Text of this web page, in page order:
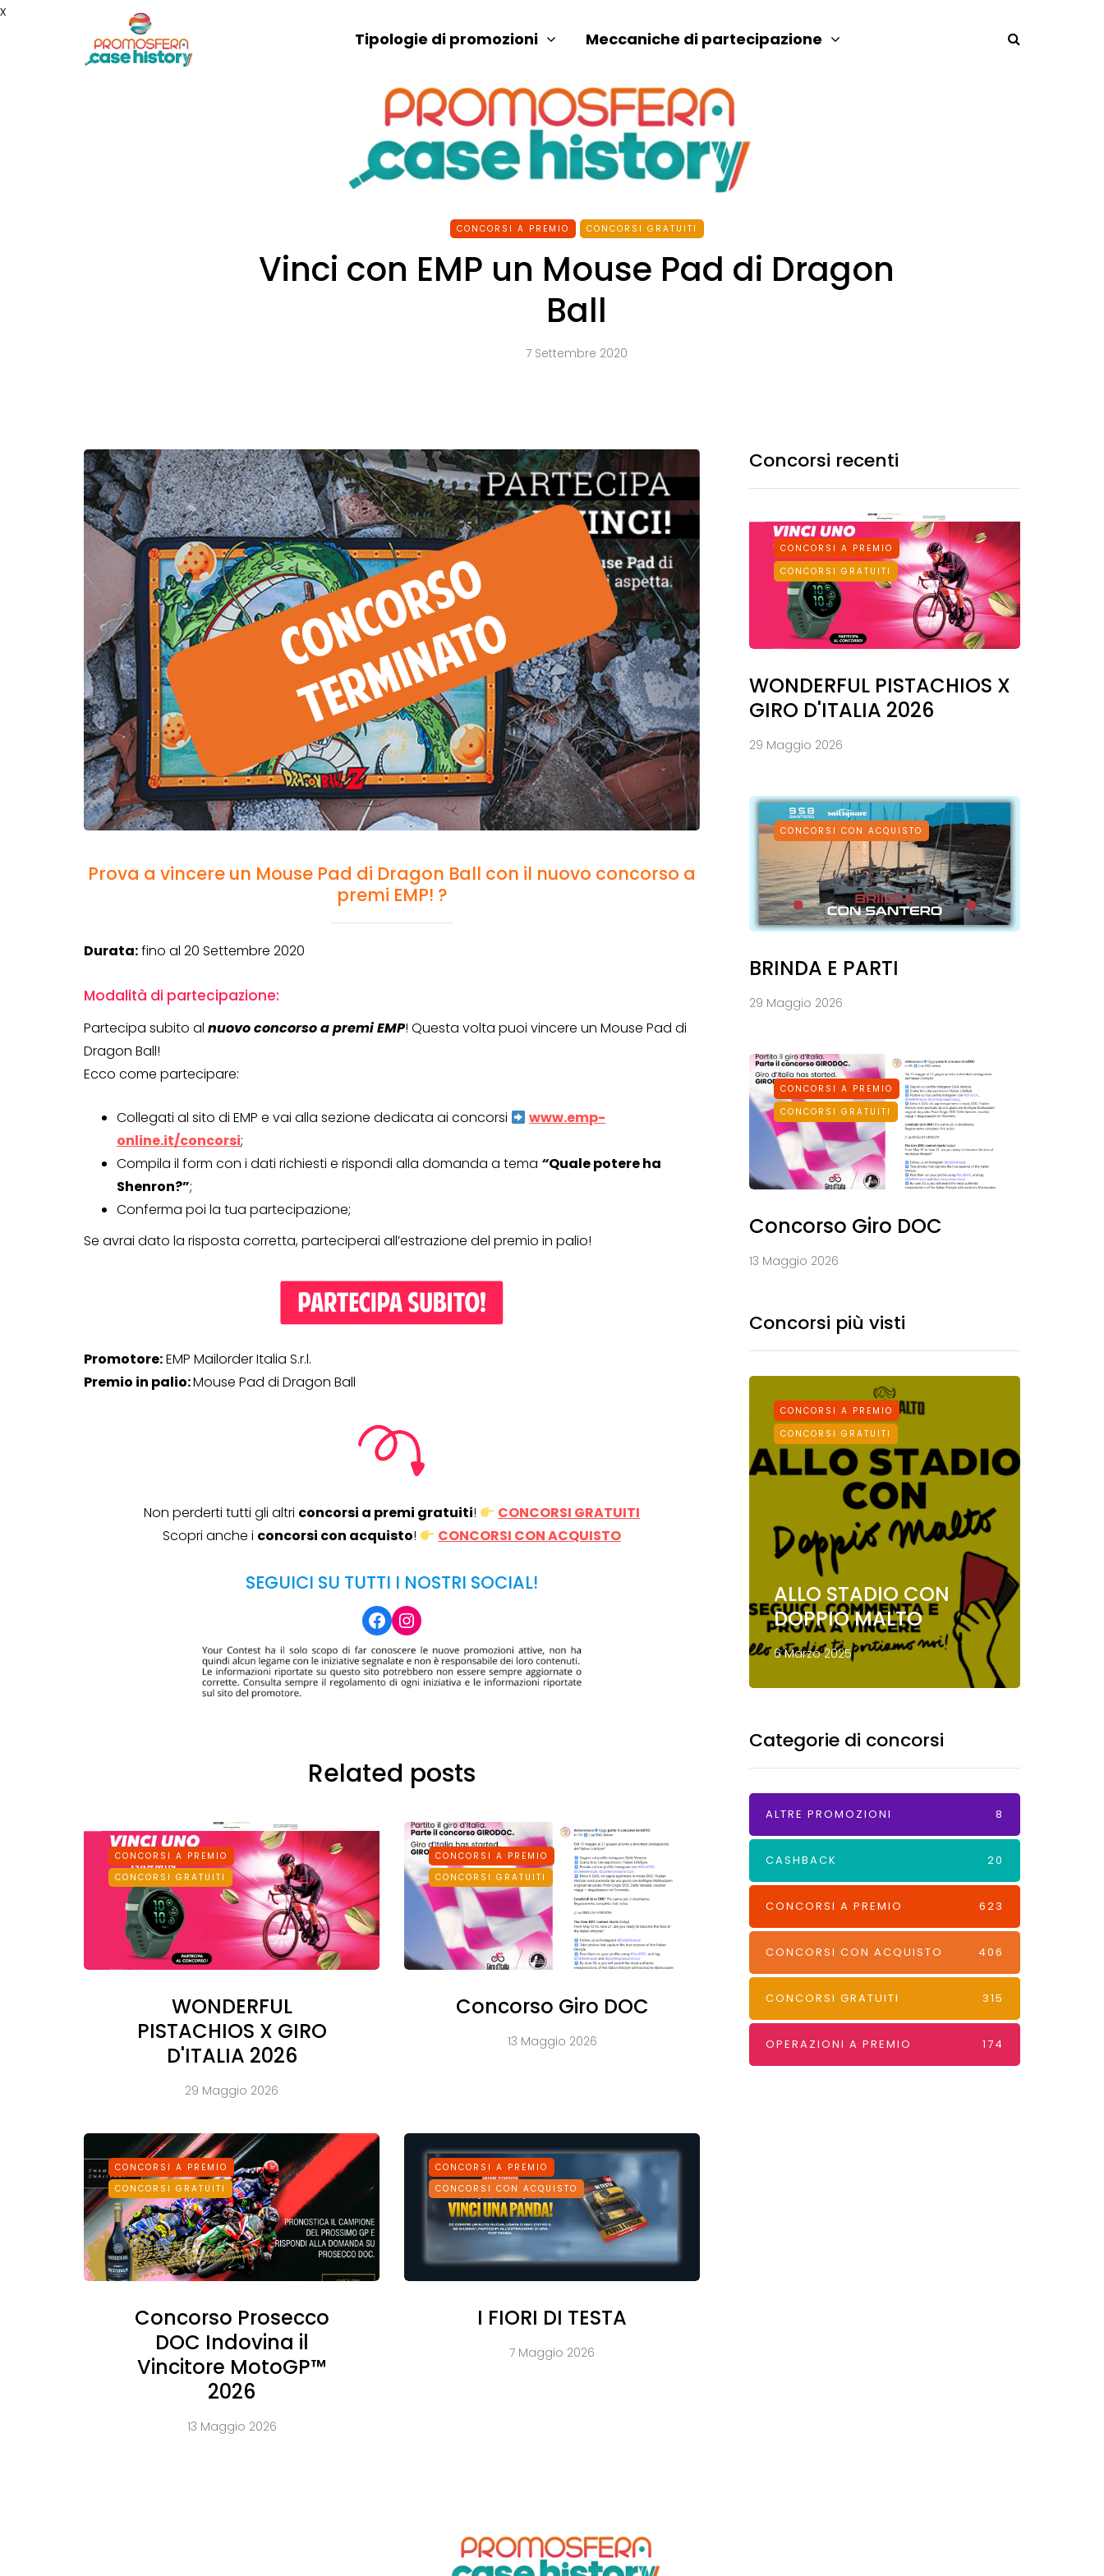
x
Tipologie di promozioni Meccaniche di partecipazione
CONCORSI A PREMIO CONCORSI GRATUITI
Vinci con EMP un Mouse Pad di Dragon
Ball
7 Settembre 2020
Prova a vincere un Mouse Pad di Dragon Ball con il nuovo concorso a
premi EMP! ?
Durata:fino al 20 Settembre 2020
Modalità di partecipazione:
Partecipa subito al nuovo concorso a premi EMP! Questa volta puoi vincere un Mouse Pad di
Dragon Ball!
Ecco come partecipare:
Collegati al sito di EMP e vai alla sezione dedicata ai concorsi
www.emp-
online.it/concorsi;
Compila il form con i dati richiesti e rispondi alla domanda a tema “Quale potere ha
Shenron?”;
Conferma poi la tua partecipazione;
Se avrai dato la risposta corretta, parteciperai all’estrazione del premio in palio!
Promotore:EMP Mailorder Italia S.r.l.
Premio in palio:Mouse Pad di Dragon Ball
Non perderti tutti gli altri concorsi a premi gratuiti!
CONCORSI GRATUITI
Scopri anche i concorsi con acquisto! CONCORSI CON ACQUISTO
SEGUICI SU TUTTI I NOSTRI SOCIAL!
Facebook
Instagram
Related posts
CONCORSI A PREMIO
CONCORSI GRATUITI
WONDERFUL
PISTACHIOS X GIRO
D'ITALIA 2026
29 Maggio 2026
CONCORSI A PREMIO
CONCORSI GRATUITI
Concorso Giro DOC
13 Maggio 2026
CONCORSI A PREMIO
CONCORSI GRATUITI
Concorso Prosecco
DOC Indovina il
Vincitore MotoGP™
2026
13 Maggio 2026
CONCORSI A PREMIO
CONCORSI CON ACQUISTO
I FIORI DI TESTA
7 Maggio 2026
Concorsi recenti
CONCORSI A PREMIO
CONCORSI GRATUITI
WONDERFUL PISTACHIOS X
GIRO D'ITALIA 2026
29 Maggio 2026
CONCORSI CON ACQUISTO
BRINDA E PARTI
29 Maggio 2026
CONCORSI A PREMIO
CONCORSI GRATUITI
Concorso Giro DOC
13 Maggio 2026
Concorsi più visti
CONCORSI CON ACQUISTO
Genertel e
Genertellife ti
regalano fino a 500€
13 Gennaio 2022
Operazione a premio
“LA SVOLTA IN CUCINA
13 Gennaio 2022
CONCORSI A PREMIO
CONCORSI GRATUITI
ALLO STADIO CON
DOPPIO MALTO
6 Marzo 2025
Categorie di concorsi
ALTRE PROMOZIONI 8
CASHBACK 20
CONCORSI A PREMIO 623
CONCORSI CON ACQUISTO 406
CONCORSI GRATUITI 315
OPERAZIONI A PREMIO 174